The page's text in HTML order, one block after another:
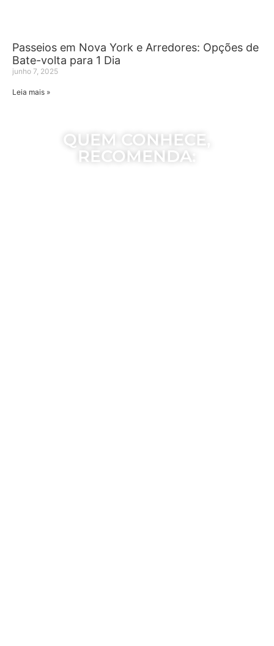
Passeios em Nova York e Arredores: Opções de
Bate-volta para 1 Dia
junho 7, 2025
Leia mais »
QUEM CONHECE,
RECOMENDA: